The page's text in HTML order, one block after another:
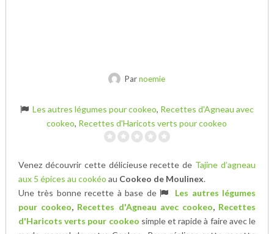
Parnoemie
Les autres légumes pour cookeo, Recettes d'Agneau avec
cookeo, Recettes d'Haricots verts pour cookeo
Venez découvrir cette délicieuse recette de Tajine d’agneau
aux 5 épices au cookéo au Cookeo de Moulinex.
Une très bonne recette à base de
Les autres légumes
pour cookeo, Recettes d'Agneau avec cookeo, Recettes
d'Haricots verts pour cookeo simple et rapide à faire avec le